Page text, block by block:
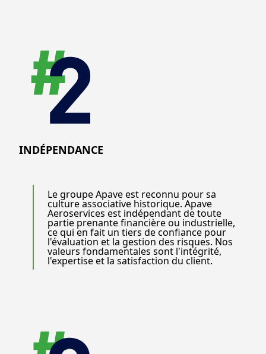
INDÉPENDANCE
Le groupe Apave est reconnu pour sa
culture associative historique. Apave
Aeroservices est indépendant de toute
partie prenante financière ou industrielle,
ce qui en fait un tiers de confiance pour
l'évaluation et la gestion des risques. Nos
valeurs fondamentales sont l'intégrité,
l'expertise et la satisfaction du client.